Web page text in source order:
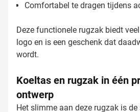
Comfortabel te dragen tijdens
Deze functionele rugzak biedt
logo en is een geschenk dat
wordt.
Koeltas en rugzak in één
ontwerp
Het slimme aan deze rugzak is de